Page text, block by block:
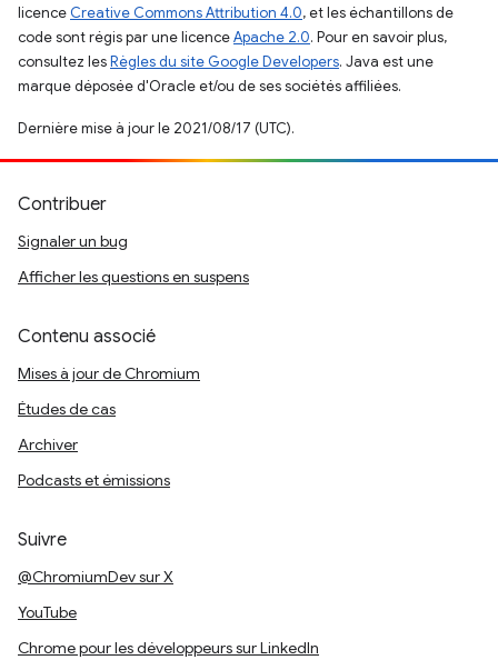
licence Creative Commons Attribution 4.0, et les échantillons de
code sont régis par une licenceApache 2.0. Pour en savoir plus,
consultez lesRègles du site Google Developers. Java est une
marque déposée d'Oracle et/ou de ses sociétés affiliées.
Dernière mise à jour le 2021/08/17 (UTC).
Contribuer
Signaler un bug
Afficher les questions en suspens
Contenu associé
Mises à jour de Chromium
Études de cas
Archiver
Podcasts et émissions
Suivre
@ChromiumDev sur X
YouTube
Chrome pour les développeurs sur LinkedIn